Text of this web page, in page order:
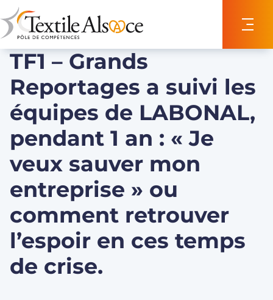
TF1 – Grands
Reportages a suivi les
équipes de LABONAL,
pendant 1 an : « Je
veux sauver mon
entreprise » ou
comment retrouver
l’espoir en ces temps
de crise.
Panneau de gestion des cookies